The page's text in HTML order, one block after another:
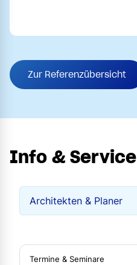
Zur Referenzübersicht
Info & Service
Termine & Seminare